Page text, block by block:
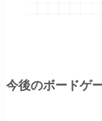
今後のボードゲ